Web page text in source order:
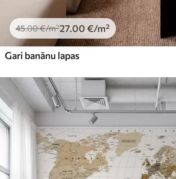
45.00€/m²27 .00 €/m²
Gari banānu lapas